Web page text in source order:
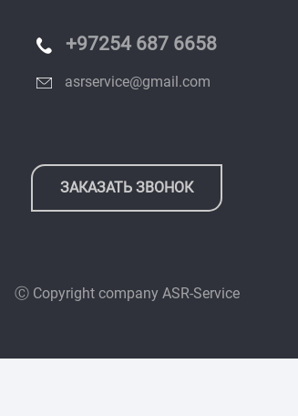
+97254 687 6658
asrservice@gmail.com
ЗАКАЗАТЬ ЗВОНОК
Ⓒ Copyright company ASR-Service